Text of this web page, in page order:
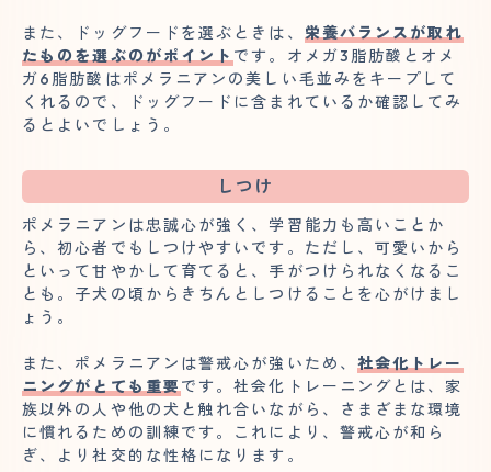
また、ドッグフードを選ぶときは、 栄養バランスが取れ
たものを選ぶのがポイント です。オメガ3脂肪酸とオメ
ガ6脂肪酸はポメラニアンの美しい毛並みをキープして
くれるので、ドッグフードに含まれているか確認してみ
るとよいでしょう。
しつけ
ポメラニアンは忠誠心が強く、学習能力も高いことか
ら、初心者でもしつけやすいです。ただし、可愛いから
といって甘やかして育てると、手がつけられなくなるこ
とも。子犬の頃からきちんとしつけることを心がけまし
ょう。
また、ポメラニアンは警戒心が強いため、 社会化トレー
ニングがとても重要 です。社会化トレーニングとは、家
族以外の人や他の犬と触れ合いながら、さまざまな環境
に慣れるための訓練です。これにより、警戒心が和ら
ぎ、より社交的な性格になります。